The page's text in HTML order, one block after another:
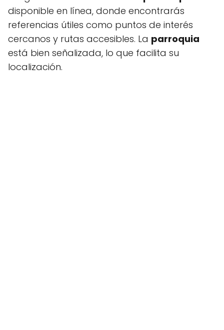
disponible en línea, donde encontrarás
referencias útiles como puntos de interés
cercanos y rutas accesibles. La parroquia
está bien señalizada, lo que facilita su
localización.